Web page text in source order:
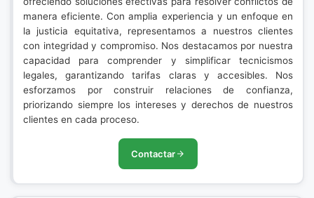
manera eficiente. Con amplia experiencia y un enfoque en
la justicia equitativa, representamos a nuestros clientes
con integridad y compromiso. Nos destacamos por nuestra
capacidad para comprender y simplificar tecnicismos
legales, garantizando tarifas claras y accesibles. Nos
esforzamos por construir relaciones de confianza,
priorizando siempre los intereses y derechos de nuestros
clientes en cada proceso.
Contactar